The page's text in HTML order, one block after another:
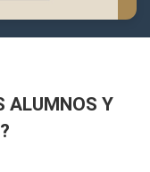
ALUMNOS Y